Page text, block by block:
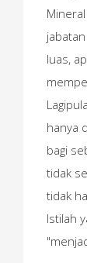
luas,
hanya
bagi
tidak
tidak
Istilah